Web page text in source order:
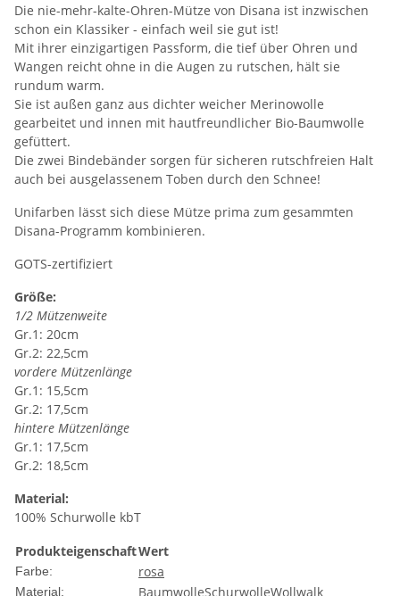
Die nie-mehr-kalte-Ohren-Mütze von Disana ist inzwischen
schon ein Klassiker - einfach weil sie gut ist!
Mit ihrer einzigartigen Passform, die tief über Ohren und
Wangen reicht ohne in die Augen zu rutschen, hält sie
rundum warm.
Sie ist außen ganz aus dichter weicher Merinowolle
gearbeitet und innen mit hautfreundlicher Bio-Baumwolle
gefüttert.
Die zwei Bindebänder sorgen für sicheren rutschfreien Halt
auch bei ausgelassenem Toben durch den Schnee!
Unifarben lässt sich diese Mütze prima zum gesammten
Disana-Programm kombinieren.
GOTS-zertifiziert
Größe:
1/2 Mützenweite
Gr.1: 20cm
Gr.2: 22,5cm
vordere Mützenlänge
Gr.1: 15,5cm
Gr.2: 17,5cm
hintere Mützenlänge
Gr.1: 17,5cm
Gr.2: 18,5cm
Material:
100% Schurwolle kbT
ProdukteigenschaftWert
Farbe: rosa
Material: BaumwolleSchurwolleWollwalk